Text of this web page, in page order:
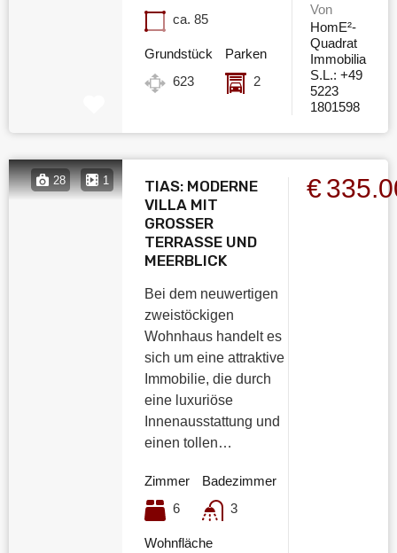
ca. 85
Grundstück
623
Parken
2
Von
HomE²-
Quadrat
Immobilia
S.L.: +49
5223
1801598
28 1
TIAS: MODERNE
VILLA MIT
GROSSER
TERRASSE UND
MEERBLICK
Bei dem neuwertigen
zweistöckigen
Wohnhaus handelt es
sich um eine attraktive
Immobilie, die durch
eine luxuriöse
Innenausstattung und
einen tollen…
Zimmer
6
Badezimmer
3
Wohnfläche